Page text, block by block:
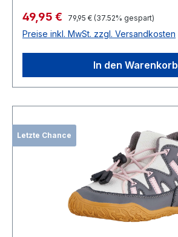
Verkaufspreis:
49,95 € Regulärer Preis:
79,95 € (37.52% gespart)
Preise inkl. MwSt. zzgl. Versandkosten
In den Warenkorb
Letzte Chance